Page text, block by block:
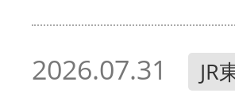
2026.07.31 JR